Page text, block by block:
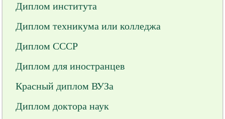
Диплом института
Диплом техникума или колледжа
Диплом СССР
Диплом для иностранцев
Красный диплом ВУЗа
Диплом доктора наук